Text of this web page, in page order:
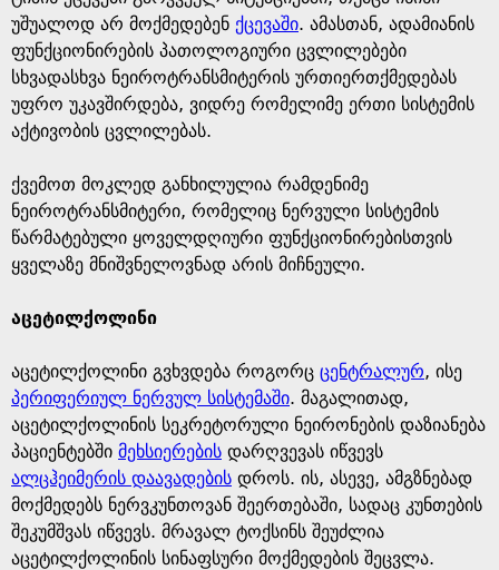
უშუალოდ არ მოქმედებენ ქცევაში. ამასთან, ადამიანის
ფუნქციონირების პათოლოგიური ცვლილებები
სხვადასხვა ნეიროტრანსმიტერის ურთიერთქმედებას
უფრო უკავშირდება, ვიდრე რომელიმე ერთი სისტემის
აქტივობის ცვლილებას.
ქვემოთ მოკლედ განხილულია რამდენიმე
ნეიროტრანსმიტერი, რომელიც ნერვული სისტემის
წარმატებული ყოველდღიური ფუნქციონირებისთვის
ყველაზე მნიშვნელოვნად არის მიჩნეული.
აცეტილქოლინი
აცეტილქოლინი გვხვდება როგორც ცენტრალურ, ისე
პერიფერიულ ნერვულ სისტემაში. მაგალითად,
აცეტილქოლინის სეკრეტორული ნეირონების დაზიანება
პაციენტებში მეხსიერების დარღვევას იწვევს
ალცჰეიმერის დაავადების დროს. ის, ასევე, ამგზნებად
მოქმედებს ნერვკუნთოვან შეერთებაში, სადაც კუნთების
შეკუმშვას იწვევს. მრავალ ტოქსინს შეუძლია
აცეტილქოლინის სინაფსური მოქმედების შეცვლა.